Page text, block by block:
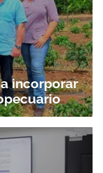
incorporar